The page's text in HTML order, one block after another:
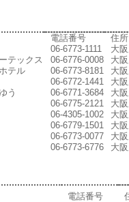
電話番号
住所
06-6773-1111
大
テックス
06-6776-0008
大
テル
06-6773-8181
大
06-6772-1441
大
う
06-6771-3684
大
06-6775-2121
大
06-4305-1002
大
06-6779-1501
大
06-6773-0077
大
06-6773-6776 大
電話番号